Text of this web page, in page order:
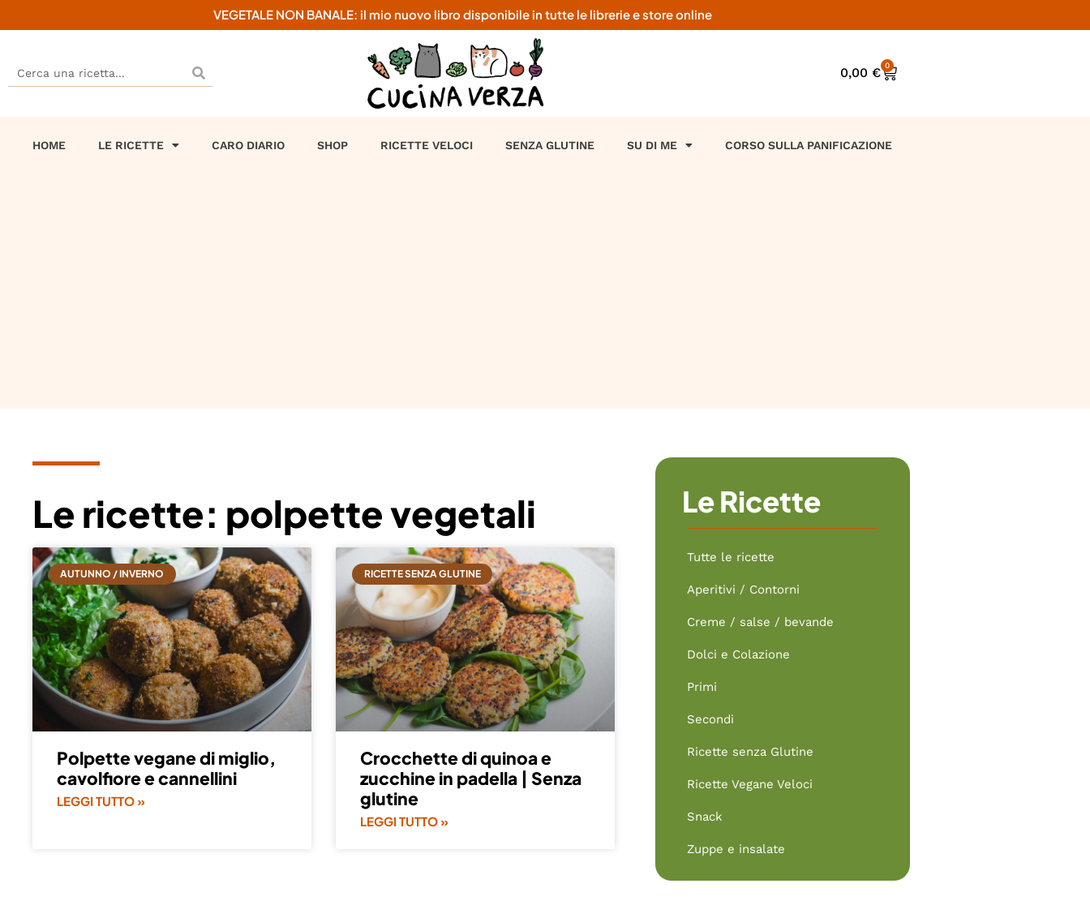
VEGETALE NON BANALE: il mio nuovo libro disponibile in tutte le librerie e store online
0,00 € 0
HOME LE RICETTE CARO DIARIO SHOP RICETTE VELOCI SENZA GLUTINE SU DI ME CORSO SULLA PANIFICAZIONE
Le ricette: polpette vegetali
AUTUNNO / INVERNO
Polpette vegane di miglio,
cavolfiore e cannellini
LEGGI TUTTO »
RICETTE SENZA GLUTINE
Crocchette di quinoa e
zucchine in padella | Senza
glutine
LEGGI TUTTO »
Le Ricette
Tutte le ricette
Aperitivi / Contorni
Creme / salse / bevande
Dolci e Colazione
Primi
Secondi
Ricette senza Glutine
Ricette Vegane Veloci
Snack
Zuppe e insalate